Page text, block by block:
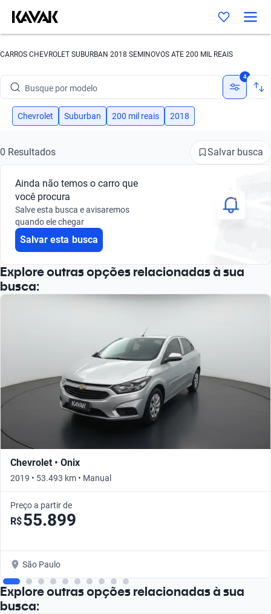
CARROS CHEVROLET SUBURBAN 2018 SEMINOVOS ATE 200 MIL REAIS
Busque por modelo
Busque por versão
Busque por marca
Busque por modelo
Busque por versão
4
Chevrolet Suburban 200 mil reais 2018
0 Resultados Salvar busca
Ainda não temos o carro que
você procura
Salve esta busca e avisaremos
quando ele chegar
Salvar esta busca
Explore outras opções relacionadas à sua
busca:
Chevrolet • Onix
2019 • 53.493 km • Manual
Preço a partir de
R$55.899
São Paulo
Explore outras opções relacionadas à sua
busca: